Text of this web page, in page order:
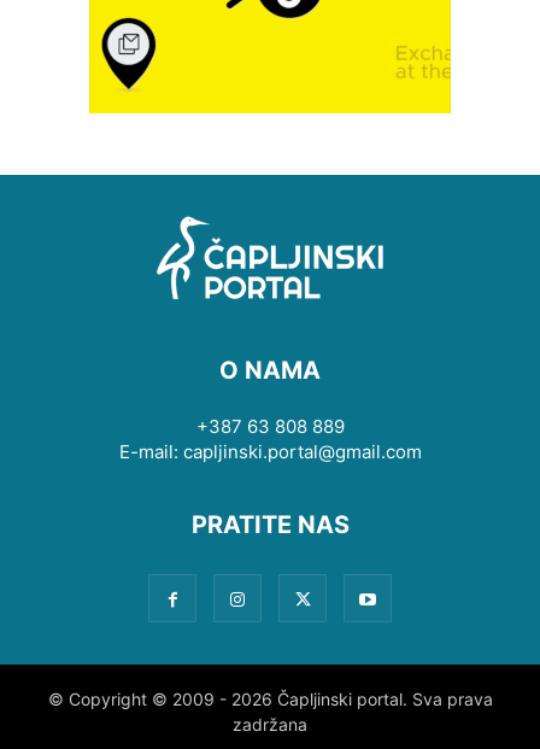
O NAMA
+387 63 808 889
E-mail: capljinski.portal@gmail.com
PRATITE NAS
© Copyright © 2009 - 2026 Čapljinski portal. Sva prava
zadržana